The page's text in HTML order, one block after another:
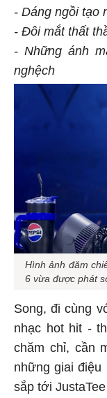
- Dáng ngồi tạo
- Đôi mắt thất
- Những ánh
nghệch
Hình ảnh đăm
6 vừa được phát
Song, đi cùng
nhạc hot hit -
chăm chỉ, cần
những giai điệu
sắp tới